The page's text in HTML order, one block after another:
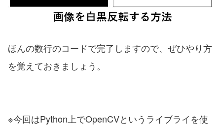
ほんの数行のコードで完了しますので、ぜひやり方
を覚えておきましょう。
※今回はPython上でOpenCVというライブライを使